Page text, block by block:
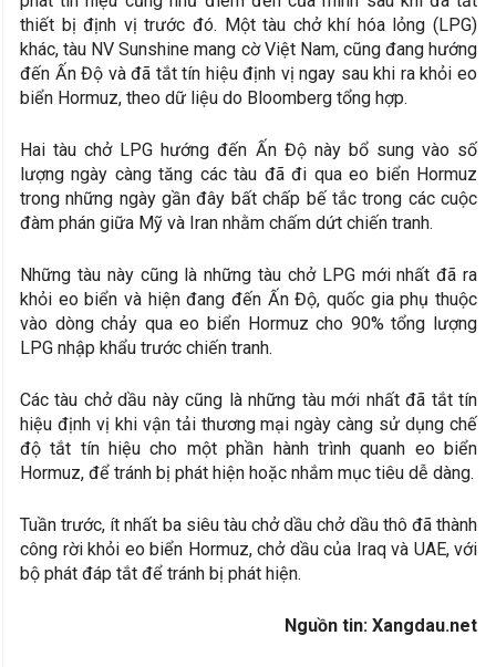
thiết bị định vị trước đó. Một tàu chở khí hóa lỏng (LPG)
khác, tàu NV Sunshine mang cờ Việt Nam, cũng đang hướng
đến Ấn Độ và đã tắt tín hiệu định vị ngay sau khi ra khỏi eo
biển Hormuz, theo dữ liệu do Bloomberg tổng hợp.
Hai tàu chở LPG hướng đến Ấn Độ này bổ sung vào số
lượng ngày càng tăng các tàu đã đi qua eo biển Hormuz
trong những ngày gần đây bất chấp bế tắc trong các cuộc
đàm phán giữa Mỹ và Iran nhằm chấm dứt chiến tranh.
Những tàu này cũng là những tàu chở LPG mới nhất đã ra
khỏi eo biển và hiện đang đến Ấn Độ, quốc gia phụ thuộc
vào dòng chảy qua eo biển Hormuz cho 90% tổng lượng
LPG nhập khẩu trước chiến tranh.
Các tàu chở dầu này cũng là những tàu mới nhất đã tắt tín
hiệu định vị khi vận tải thương mại ngày càng sử dụng chế
độ tắt tín hiệu cho một phần hành trình quanh eo biển
Hormuz, để tránh bị phát hiện hoặc nhắm mục tiêu dễ dàng.
Tuần trước, ít nhất ba siêu tàu chở dầu chở dầu thô đã thành
công rời khỏi eo biển Hormuz, chở dầu của Iraq và UAE, với
bộ phát đáp tắt để tránh bị phát hiện.
Nguồn tin: Xangdau.net